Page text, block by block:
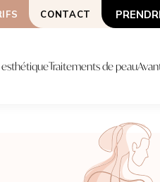
CONTACT
LIPOSCULPTURE
Traitements de peau